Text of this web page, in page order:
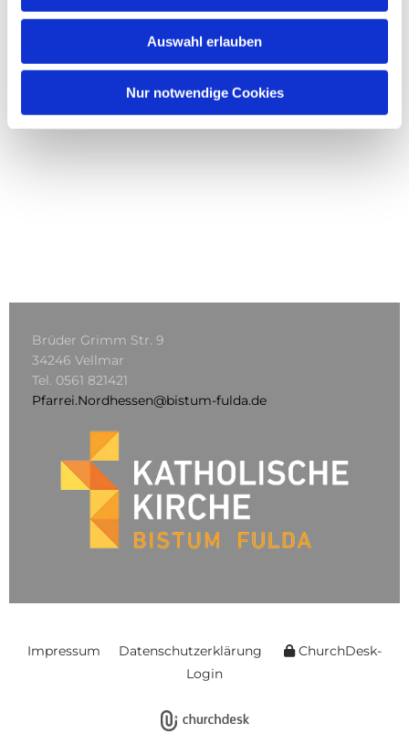
Auswahl erlauben
Nur notwendige Cookies
Brüder Grimm Str. 9
34246 Vellmar
Tel. 0561 821421
Pfarrei.Nordhessen@bistum-fulda.de
Impressum Datenschutzerklärung
ChurchDesk-
Login